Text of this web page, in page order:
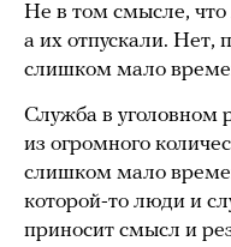
Не в том смысле, что
а их отпускали. Нет,
слишком мало
Служба в уголовном
из огромного
слишком мало
которой-то люди и
приносит смысл и